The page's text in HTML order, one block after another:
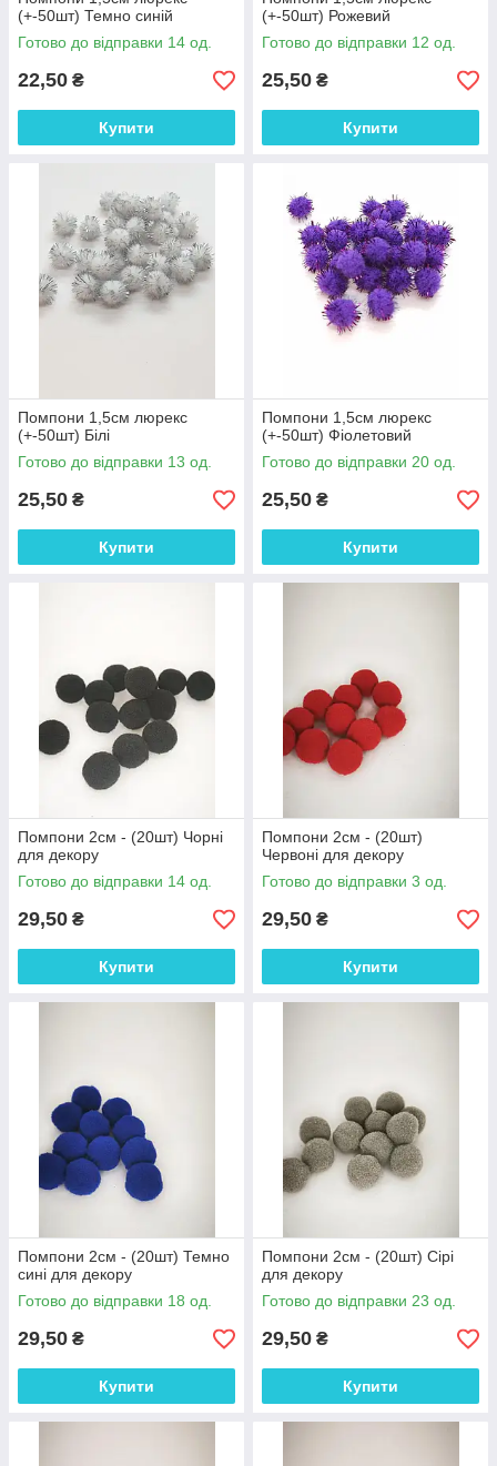
(+-50шт) Темно синій
Готово до відправки 14 од.
22,50 ₴
Купити
(+-50шт) Рожевий
Готово до відправки 12 од.
25,50 ₴
Купити
Помпони 1,5см люрекс
(+-50шт) Білі
Готово до відправки 13 од.
25,50 ₴
Купити
Помпони 1,5см люрекс
(+-50шт) Фіолетовий
Готово до відправки 20 од.
25,50 ₴
Купити
Помпони 2см - (20шт) Чорні
для декору
Готово до відправки 14 од.
29,50 ₴
Купити
Помпони 2см - (20шт)
Червоні для декору
Готово до відправки 3 од.
29,50 ₴
Купити
Помпони 2см - (20шт) Темно
сині для декору
Готово до відправки 18 од.
29,50 ₴
Купити
Помпони 2см - (20шт) Сірі
для декору
Готово до відправки 23 од.
29,50 ₴
Купити